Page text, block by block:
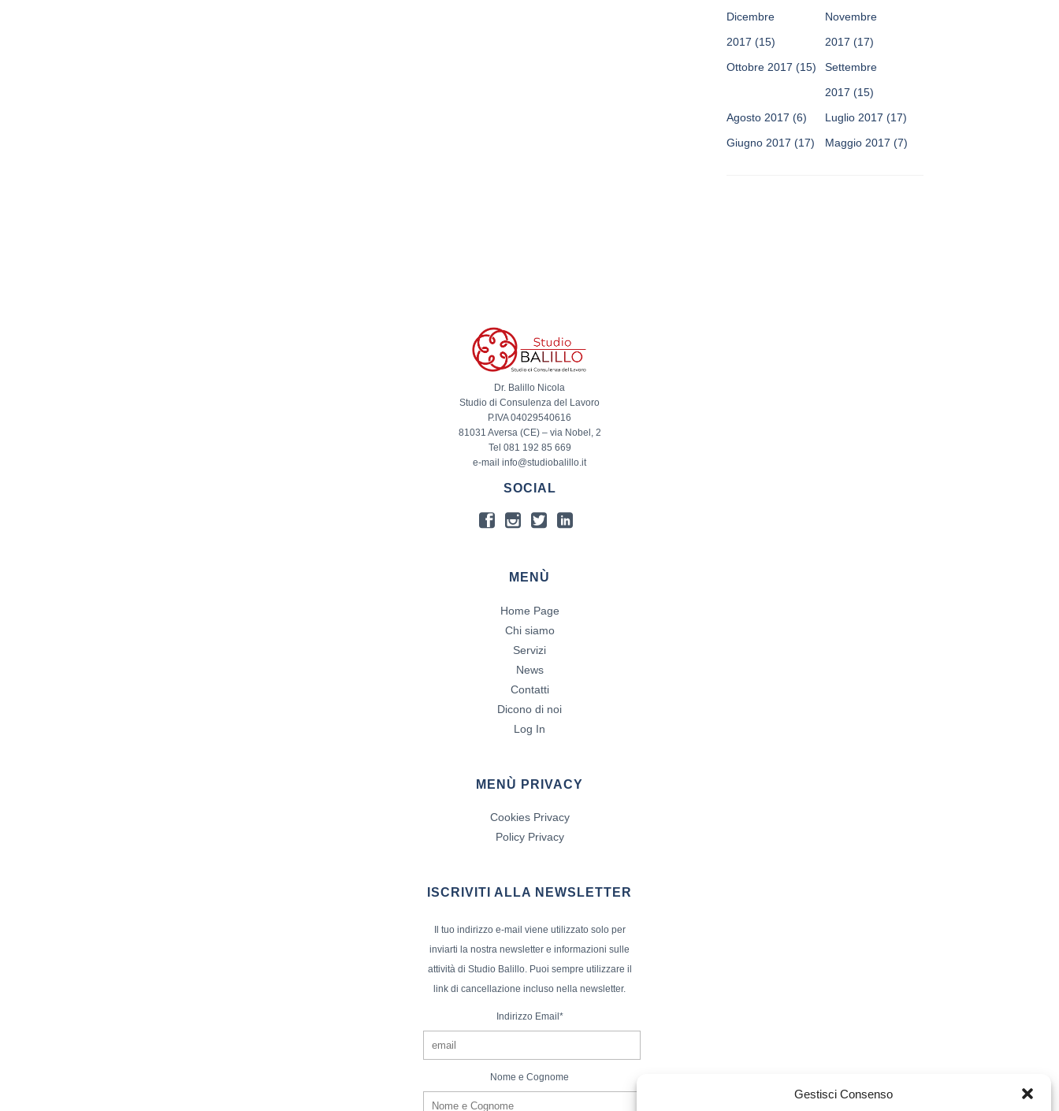
Gestisci Consenso
Dicembre
2017 (15)
Novembre
2017 (17)
Ottobre 2017 (15)
Settembre
2017 (15)
Agosto 2017 (6) Luglio 2017 (17)
Giugno 2017 (17) Maggio 2017 (7)
Dr. Balillo Nicola
Studio di Consulenza del Lavoro
P.IVA 04029540616
81031 Aversa (CE) – via Nobel, 2
Tel 081 192 85 669
e-mail info@studiobalillo.it
SOCIAL
MENÙ
Home Page
Chi siamo
Servizi
News
Contatti
Dicono di noi
Log In
MENÙ PRIVACY
Cookies Privacy
Policy Privacy
ISCRIVITI ALLA NEWSLETTER
Il tuo indirizzo e-mail viene utilizzato solo per
inviarti la nostra newsletter e informazioni sulle
attività di Studio Balillo. Puoi sempre utilizzare il
link di cancellazione incluso nella newsletter.
Indirizzo Email*
Nome e Cognome